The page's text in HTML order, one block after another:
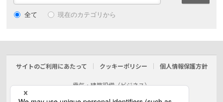
全て 現在のカテゴリから
サイトのご利用にあたって クッキーポリシー 個人情報保護方針
電気・建築設備（ビジネス）